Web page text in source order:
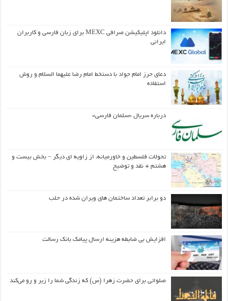
دانلود اپلیکیشن صرافی MEXC برای زبان فارسی و کاربران
ایرانی
دعای حرز امام جواد با دستخط امام رضا علیهما السلام و روش
استفاده
درباره سریال «سلمان فارسی»
تحولات فلسطین و خاورمیانه، از زاویه ای دیگر – بخش بیست و
هشتم + نقد و توضیح
دو برابر تعداد ساختمان های ویران شده در حلب
افزایش بی ضابطه هزینه ارسال پیامک بانک رسالت
صلواتی برای حضرت زهرا (س) که زندگی شما را زیر و رو می‌کند